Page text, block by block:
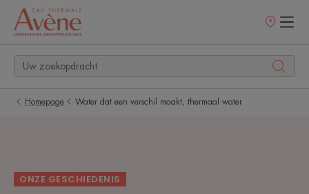
Homepage Water dat een verschil maakt, thermaal water
ONZE GESCHIEDENIS